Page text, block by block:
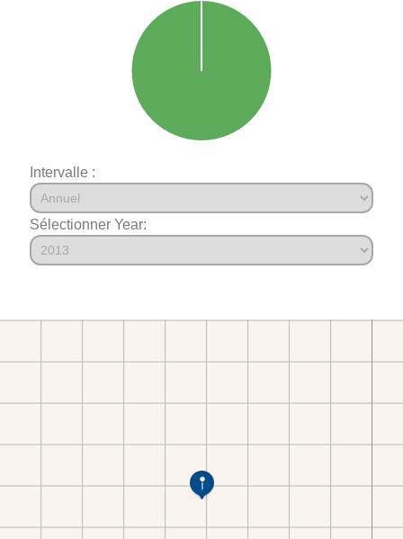
Intervalle :
Sélectionner Year: